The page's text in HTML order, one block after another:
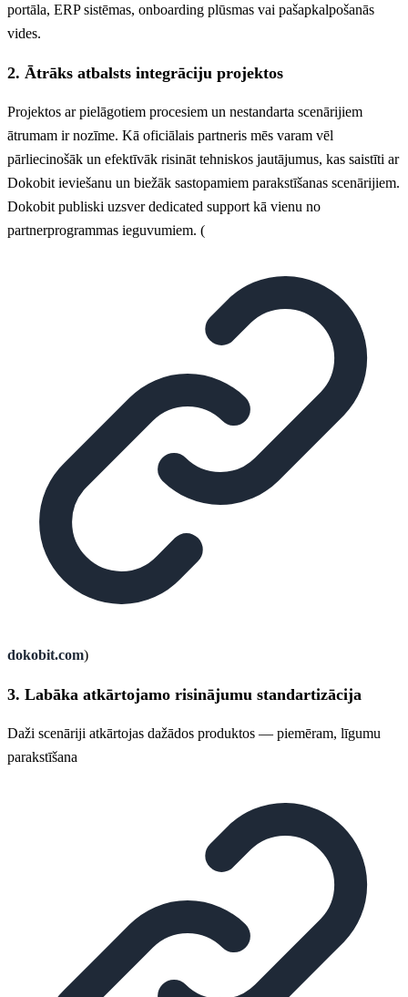
portāla, ERP sistēmas, onboarding plūsmas vai pašapkalpošanās
vides.
2. Ātrāks atbalsts integrāciju projektos
Projektos ar pielāgotiem procesiem un nestandarta scenārijiem
ātrumam ir nozīme. Kā oficiālais partneris mēs varam vēl
pārliecinošāk un efektīvāk risināt tehniskos jautājumus, kas saistīti ar
Dokobit ieviešanu un biežāk sastopamiem parakstīšanas scenārijiem.
Dokobit publiski uzsver dedicated support kā vienu no
partnerprogrammas ieguvumiem. (
dokobit.com)
3. Labāka atkārtojamo risinājumu standartizācija
Daži scenāriji atkārtojas dažādos produktos — piemēram, līgumu
parakstīšana